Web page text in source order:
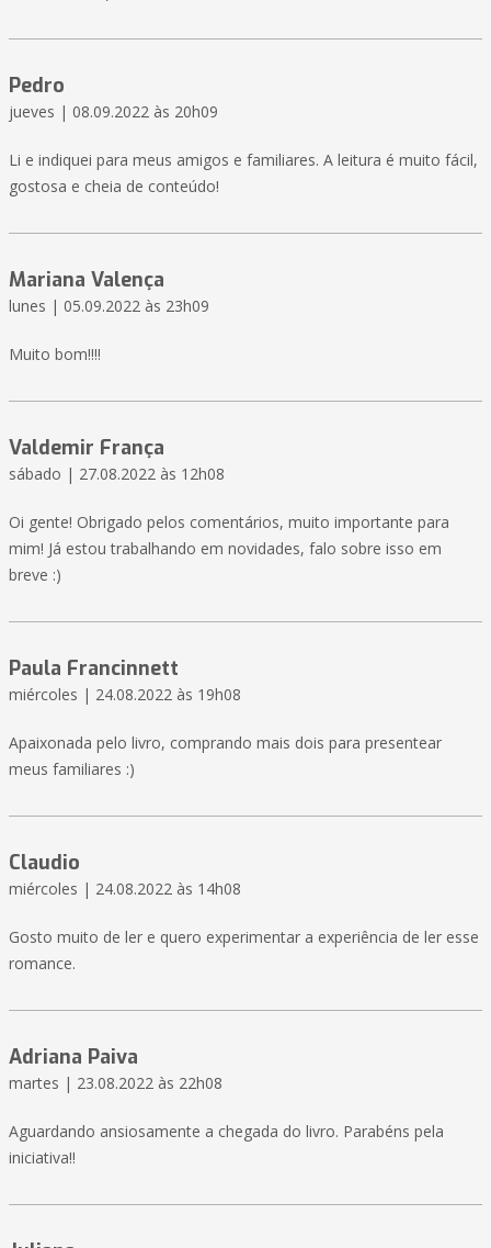
Pedro
jueves | 08.09.2022 às 20h09
Li e indiquei para meus amigos e familiares. A leitura é muito fácil,
gostosa e cheia de conteúdo!
Mariana Valença
lunes | 05.09.2022 às 23h09
Muito bom!!!!
Valdemir França
sábado | 27.08.2022 às 12h08
Oi gente! Obrigado pelos comentários, muito importante para
mim! Já estou trabalhando em novidades, falo sobre isso em
breve :)
Paula Francinnett
miércoles | 24.08.2022 às 19h08
Apaixonada pelo livro, comprando mais dois para presentear
meus familiares :)
Claudio
miércoles | 24.08.2022 às 14h08
Gosto muito de ler e quero experimentar a experiência de ler esse
romance.
Adriana Paiva
martes | 23.08.2022 às 22h08
Aguardando ansiosamente a chegada do livro. Parabéns pela
iniciativa!!